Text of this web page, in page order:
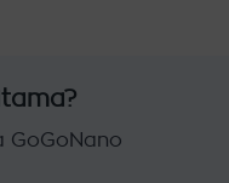
GoGoNano